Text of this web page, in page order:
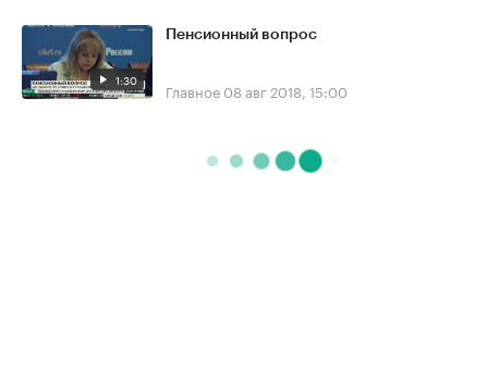
1:30
Пенсионный вопрос
Главное 08 авг 2018, 15:00